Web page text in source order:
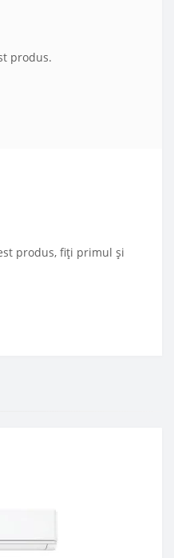
produs.
produs, fiți primul și